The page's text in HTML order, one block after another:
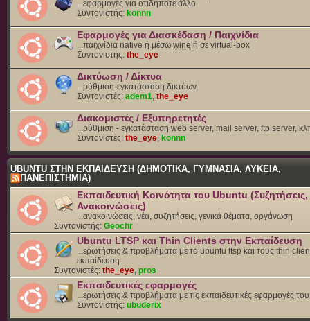
...εφαρμογές για οτιδήποτε άλλο
Συντονιστής: konnn
Εφαρμογές για Διασκέδαση / Παιχνίδια
...παιχνίδια native ή μέσω wine ή σε virtual-box
Συντονιστής: the_eye
Δικτύωση / Δίκτυα
...ρύθμιση-εγκατάσταση δικτύων
Συντονιστές: adem1 the_eye
Διακομιστές / Εξυπηρετητές
...ρύθμιση - εγκατάσταση web server, mail server, ftp server,
Συντονιστές: the_eye konnn
UBUNTU ΣΤΗΝ ΕΚΠΑΙΔΕΥΣΗ (ΔΗΜΟΤΙΚΑ, ΓΥΜΝΑΣΙΑ, ΛΥΚΕΙΑ,
ΠΑΝΕΠΙΣΤΗΜΙΑ)
Εκπαιδευτική Κοινότητα του Ubuntu
Ανακοινώσεις)
...ανακοινώσεις, νέα, συζητήσεις, γενικά θέματα, οργάνωση
Συντονιστής: Geochr
Ubuntu LTSP και Thin Clients στην Εκπαίδευση
...ερωτήσεις & προβλήματα με το ubuntu ltsp και τους thin
εκπαίδευση
Συντονιστές: the_eye pros
Εκπαιδευτικές εφαρμογές
...ερωτήσεις & προβλήματα με τις εκπαιδευτικές εφαρμογές
Συντονιστής: ubuderix